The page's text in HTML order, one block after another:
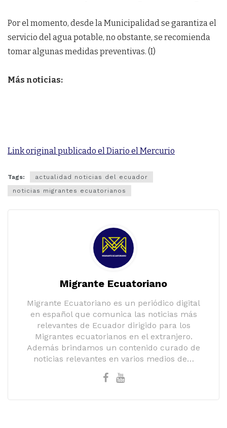
Por el momento, desde la Municipalidad se garantiza el
servicio del agua potable, no obstante, se recomienda
tomar algunas medidas preventivas. (I)
Más noticias:
Link original publicado el Diario el Mercurio
Tags:
actualidad noticias del ecuador
noticias migrantes ecuatorianos
Migrante Ecuatoriano
Migrante Ecuatoriano es un periódico digital
en español que comunica las noticias más
relevantes de Ecuador dirigido para los
Migrantes ecuatorianos en el extranjero.
Además brindamos un contenido curado de
noticias relevantes en varios medios de…